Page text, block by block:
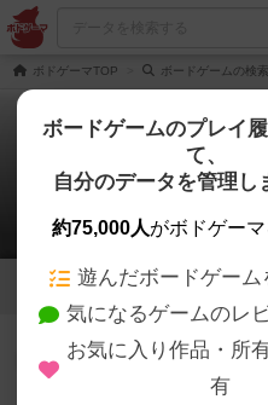
ボドゲーマTOP ボードゲームの検索
フォレストシャ
1件のルー
1
538名
ボードゲームのプレイ
て、
自分のデータを管理し
約75,000人がボドゲーマ
遊んだボードゲーム
気になるゲームのレ
お気に入り作品・所
有